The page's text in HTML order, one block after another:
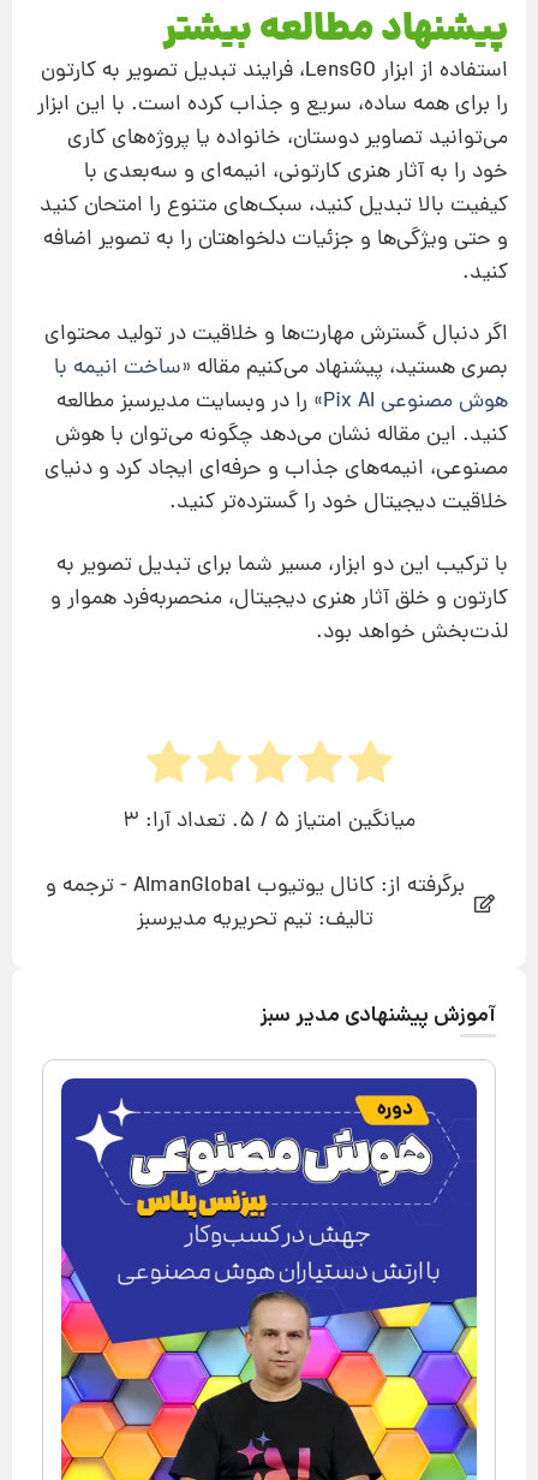
پیشنهاد مطالعه بیشتر
استفاده از ابزار LensGO، فرایند تبدیل تصویر به کارتون
را برای همه ساده، سریع و جذاب کرده است. با این ابزار
می‌توانید تصاویر دوستان، خانواده یا پروژه‌های کاری
خود را به آثار هنری کارتونی، انیمه‌ای و سه‌بعدی با
کیفیت بالا تبدیل کنید، سبک‌های متنوع را امتحان کنید
و حتی ویژگی‌ها و جزئیات دلخواهتان را به تصویر اضافه
کنید.
اگر دنبال گسترش مهارت‌ها و خلاقیت در تولید محتوای
بصری هستید، پیشنهاد می‌کنیم مقاله «ساخت انیمه با
هوش مصنوعی Pix AI
» را در وبسایت مدیرسبز مطالعه
کنید. این مقاله نشان می‌دهد چگونه می‌توان با هوش
مصنوعی، انیمه‌های جذاب و حرفه‌ای ایجاد کرد و دنیای
خلاقیت دیجیتال خود را گسترده‌تر کنید.
با ترکیب این دو ابزار، مسیر شما برای تبدیل تصویر به
کارتون و خلق آثار هنری دیجیتال، منحصر‌به‌فرد هموار و
لذت‌بخش خواهد بود.
میانگین امتیاز 5 / 5. تعداد آرا:
3
برگرفته از: کانال یوتیوب AImanGlobal - ترجمه و
تالیف: تیم تحریریه مدیرسبز
آموزش پیشنهادی مدیر سبز